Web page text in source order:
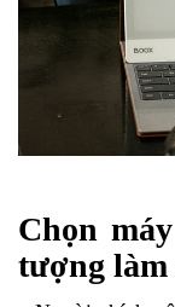
Chọn
tượng làm